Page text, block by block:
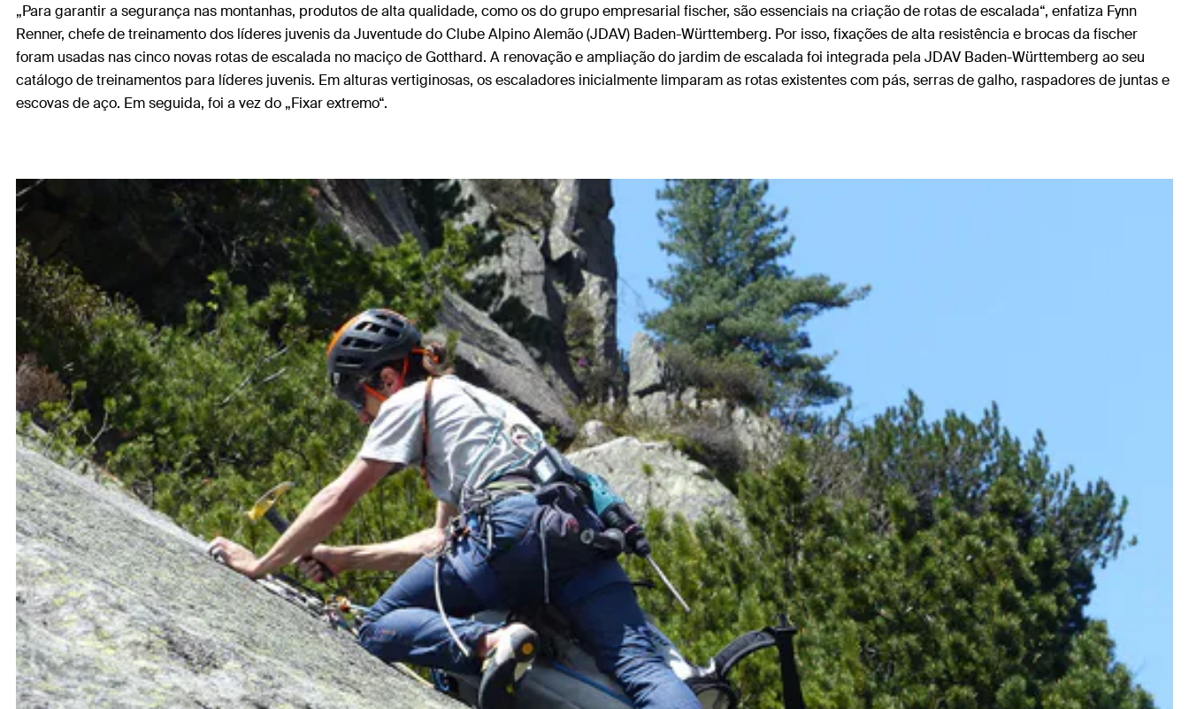
„Para garantir a segurança nas montanhas, produtos de alta qualidade, como os do grupo empresarial fischer, são essenciais na criação de rotas de escalada“, enfatiza Fynn
Renner, chefe de treinamento dos líderes juvenis da Juventude do Clube Alpino Alemão (JDAV) Baden-Württemberg. Por isso, fixações de alta resistência e brocas da fischer
foram usadas nas cinco novas rotas de escalada no maciço de Gotthard. A renovação e ampliação do jardim de escalada foi integrada pela JDAV Baden-Württemberg ao seu
catálogo de treinamentos para líderes juvenis. Em alturas vertiginosas, os escaladores inicialmente limparam as rotas existentes com pás, serras de galho, raspadores de juntas e
escovas de aço. Em seguida, foi a vez do „Fixar extremo“.